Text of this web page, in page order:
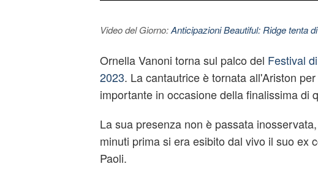
Video del Giorno:Anticipazioni Beautiful: Ridge tenta
Ornella Vanoni torna sul palco del Festival
2023. La cantautrice è tornata all'Ariston
importante in occasione della finalissima di
La sua presenza non è passata
minuti prima si era esibito dal vivo il suo ex
Paoli.